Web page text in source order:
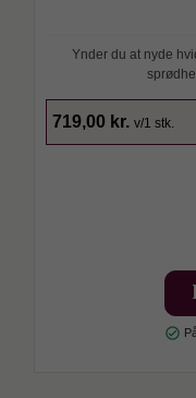
Ynder du at nyde
719,00 kr. v/1 stk.
check_circle